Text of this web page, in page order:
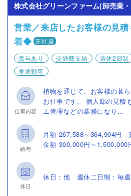
株式会社グリーンファーム(卸売業
営業／来店したお客様の見
着◆ 正社員
賞与あり
交通費支給 週休2日制
車通勤可
仕事内容
植物を通じて、お客様の暮
お仕事です。 個人邸の見積
工管理などの業務になり...
給与
月額 267,588～364,904
金額 300,000円～1,500,000
休日
休日：他 週休二日制：毎